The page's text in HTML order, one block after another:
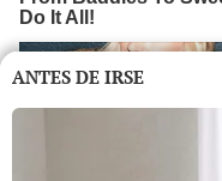
ANTES DE IRSE